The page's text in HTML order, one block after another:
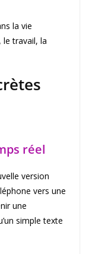
la vie
le travail, la
réel
version
vers une
une
simple texte